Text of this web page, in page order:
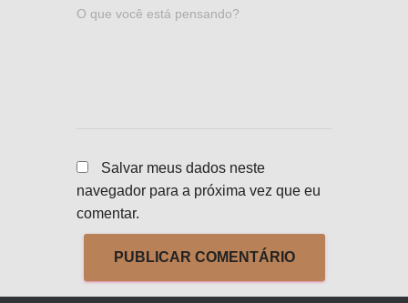
O que você está pensando?
Salvar meus dados neste
navegador para a próxima vez que eu
comentar.